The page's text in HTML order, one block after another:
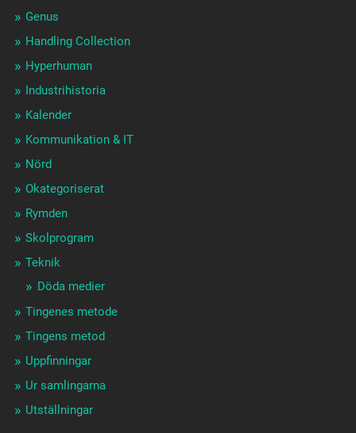
Genus
Handling Collection
Hyperhuman
Industrihistoria
Kalender
Kommunikation & IT
Nörd
Okategoriserat
Rymden
Skolprogram
Teknik
Döda medier
Tingenes metode
Tingens metod
Uppfinningar
Ur samlingarna
Utställningar